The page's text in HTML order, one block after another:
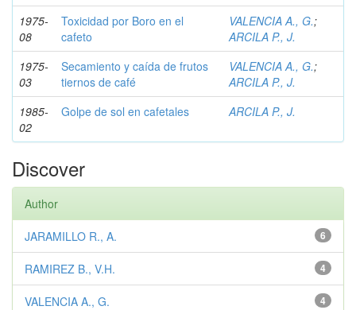
1975-
08
Toxicidad por Boro en el
cafeto
VALENCIA A., G.;
ARCILA P., J.
1975-
03
Secamiento y caída de frutos
tiernos de café
VALENCIA A., G.;
ARCILA P., J.
1985-
02
Golpe de sol en cafetales ARCILA P., J.
Discover
Author
6
JARAMILLO R., A.
4
RAMIREZ B., V.H.
4
VALENCIA A., G.